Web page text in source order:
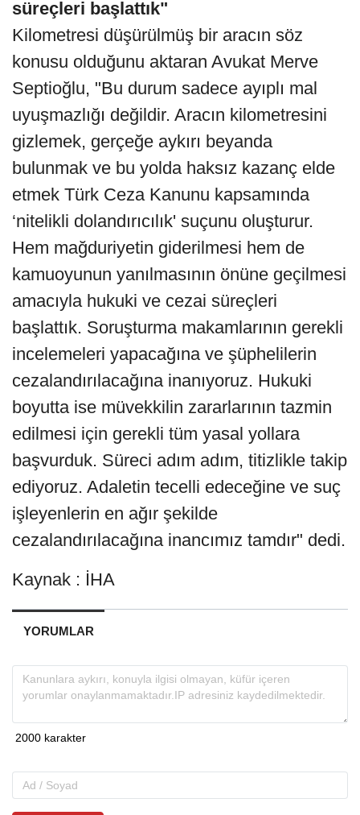
süreçleri başlattık"
Kilometresi düşürülmüş bir aracın söz
konusu olduğunu aktaran Avukat Merve
Septioğlu, "Bu durum sadece ayıplı mal
uyuşmazlığı değildir. Aracın kilometresini
gizlemek, gerçeğe aykırı beyanda
bulunmak ve bu yolda haksız kazanç elde
etmek Türk Ceza Kanunu kapsamında
‘nitelikli dolandırıcılık' suçunu oluşturur.
Hem mağduriyetin giderilmesi hem de
kamuoyunun yanılmasının önüne geçilmesi
amacıyla hukuki ve cezai süreçleri
başlattık. Soruşturma makamlarının gerekli
incelemeleri yapacağına ve şüphelilerin
cezalandırılacağına inanıyoruz. Hukuki
boyutta ise müvekkilin zararlarının tazmin
edilmesi için gerekli tüm yasal yollara
başvurduk. Süreci adım adım, titizlikle takip
ediyoruz. Adaletin tecelli edeceğine ve suç
işleyenlerin en ağır şekilde
cezalandırılacağına inancımız tamdır" dedi.
Kaynak : İHA
YORUMLAR